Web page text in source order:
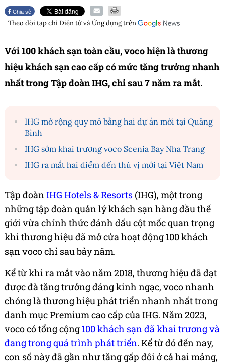
Chia sẻ
Theo dõi tạp chíĐiện tử và Ứng dụngtrên
Với 100 khách sạn toàn cầu, voco hiện là thương
hiệu khách sạn cao cấp có mức tăng trưởng nhanh
nhất trong Tập đoàn IHG, chỉ sau 7 năm ra mắt.
IHG mở rộng quy mô bằng hai dự án mới tại Quảng
Bình
IHG sớm khai trương voco Scenia Bay Nha Trang
IHG ra mắt hai điểm đến thú vị mới tại Việt Nam
Tập đoànIHG Hotels & Resorts (IHG), một trong
những tập đoàn quản lý khách sạn hàng đầu thế
giới vừa chính thức đánh dấu cột mốc quan trọng
khi thương hiệu đã mở cửa hoạt động 100 khách
sạn voco chỉ sau bảy năm.
Kể từ khi ra mắt vào năm 2018, thương hiệu đã đạt
được đà tăng trưởng đáng kinh ngạc, voco nhanh
chóng là thương hiệu phát triển nhanh nhất trong
danh mục Premium cao cấp của IHG. Năm 2023,
voco có tổng cộng 100 khách sạn đã khai trương và
đang trong quá trình phát triển. Kể từ đó đến nay,
con số này đã gần như tăng gấp đôi ở cả hai mảng,